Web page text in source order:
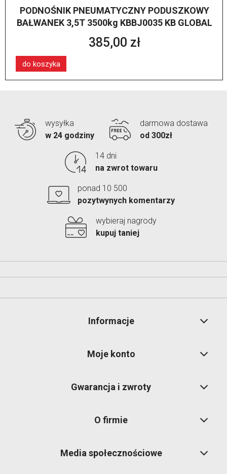
PODNOŚNIK PNEUMATYCZNY PODUSZKOWY
BAŁWANEK 3,5T 3500kg KBBJ0035 KB GLOBAL
385,00 zł
do koszyka
wysyłka
w 24 godziny
darmowa dostawa
od 300zł
14 dni
na zwrot towaru
ponad 10 500
pozytwynych komentarzy
wybieraj nagrody
kupuj taniej
Informacje
Moje konto
Gwarancja i zwroty
O firmie
Media społecznościowe